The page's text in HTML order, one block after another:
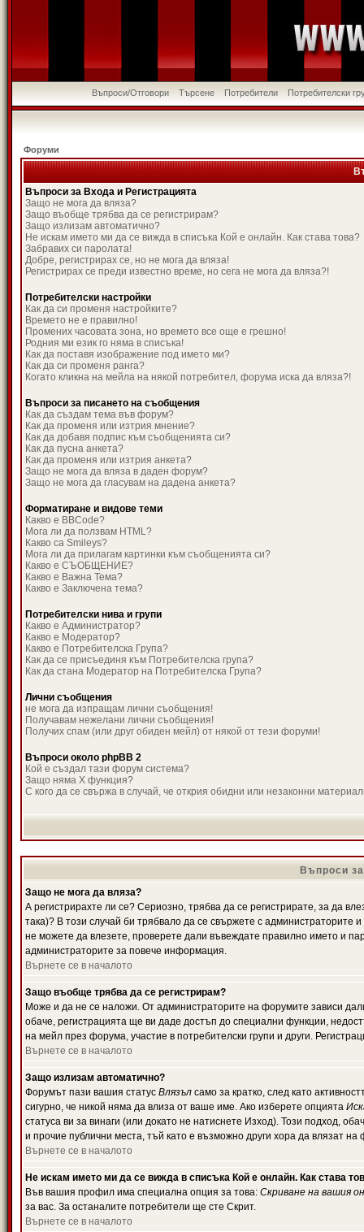
Въпроси/Отговори Търсене Потребители Потребителски
Форуми
Въпроси за Входа и Регистрацията
Защо не мога да вляза?
Защо въобще трябва да се регистрирам?
Защо излизам автоматично?
Не искам името ми да се вижда в списъка Кой е онлайн. Как става това?
Забравих си паролата!
Добре, регистрирах се, но не мога да вляза!
Регистрирах се преди известно време, но сега не мога да вляза?!
Потребителски настройки
Как да си променя настройките?
Времето не е правилно!
Промених часовата зона, но времето все още е грешно!
Родния ми език го няма в списъка!
Как да поставя изображение под името ми?
Как да си променя ранга?
Когато кликна на мейла на някой потребител, форума иска да вляза?!
Въпроси за писането на съобщения
Как да създам тема във форум?
Как да променя или изтрия мнение?
Как да добавя подпис към съобщенията си?
Как да пусна анкета?
Как да променя или изтрия анкета?
Защо не мога да вляза в даден форум?
Защо не мога да гласувам на дадена анкета?
Форматиране и видове теми
Какво е BBCode?
Мога ли да ползвам HTML?
Какво са Smileys?
Мога ли да прилагам картинки към съобщенията си?
Какво е СЪОБЩЕНИЕ?
Какво е Важна Тема?
Какво е Заключена тема?
Потребителски нива и групи
Какво е Администратор?
Какво е Модератор?
Какво е Потребителска Група?
Как да се присъединя към Потребителска група?
Как да стана Модератор на Потребителска Група?
Лични съобщения
не мога да изпращам лични съобщения!
Получавам нежелани лични съобщения!
Получих спам (или друг обиден мейл) от някой от тези форуми!
Въпроси около phpBB 2
Кой е създал тази форум система?
Защо няма X функция?
С кого да се свържа в случай, че открия обидни или незаконни
Въпроси
Защо не мога да вляза?
А регистрирахте ли се? Сериозно, трябва да се регистрирате, за да
така)? В този случай би трябвало да се свържете с администраторите
не можете да влезете, проверете дали въвеждате правилно името и
администраторите за повече информация.
Върнете се в началото
Защо въобще трябва да се регистрирам?
Може и да не се наложи. От администраторите на форумите зависи
обаче, регистрацията ще ви даде достъп до специални функции,
на мейл през форума, участие в потребителски групи и други.
Върнете се в началото
Защо излизам автоматично?
Форумът пази вашия статус Влязъл само за кратко, след като
сигурно, че никой няма да влиза от ваше име. Ако изберете опцията
статуса ви за винаги (или докато не натиснете Изход). Този подход,
и прочие публични места, тъй като е възможно други хора да влязат
Върнете се в началото
Не искам името ми да се вижда в списъка Кой е онлайн. Как става
Във вашия профил има специална опция за това: Скриване на вашия
за вас. За останалите потребители ще сте Скрит.
Върнете се в началото